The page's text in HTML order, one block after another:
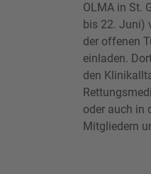
OLMA in St.
bis 22. Juni)
der offenen
einladen.
den
oder auch in
Mitgliedern